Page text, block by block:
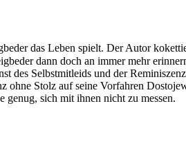
das Leben spielt. Der Autor
dann doch an immer mehr
des Selbstmitleids und der
ohne Stolz auf seine Vorfahren
genug, sich mit ihnen nicht zu messen.